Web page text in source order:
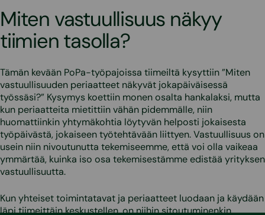
Miten vastuullisuus näkyy
tiimien tasolla?
Tämän kevään PoPa-työpajoissa tiimeiltä kysyttiin ”Miten
vastuullisuuden periaatteet näkyvät jokapäiväisessä
työssäsi?” Kysymys koettiin monen osalta hankalaksi, mutta
kun periaatteita mietittiin vähän pidemmälle, niin
huomattiinkin yhtymäkohtia löytyvän helposti jokaisesta
työpäivästä, jokaiseen työtehtävään liittyen. Vastuullisuus on
usein niin nivoutunutta tekemiseemme, että voi olla vaikeaa
ymmärtää, kuinka iso osa tekemisestämme edistää yrityksen
vastuullisuutta.
Kun yhteiset toimintatavat ja periaatteet luodaan ja käydään
läpi tiimeittäin keskustellen, on niihin sitoutuminenkin